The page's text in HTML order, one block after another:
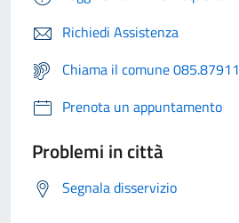
Richiedi Assistenza
Chiama il comune 085.87911
Prenota un appuntamento
Problemi in città
Segnala disservizio